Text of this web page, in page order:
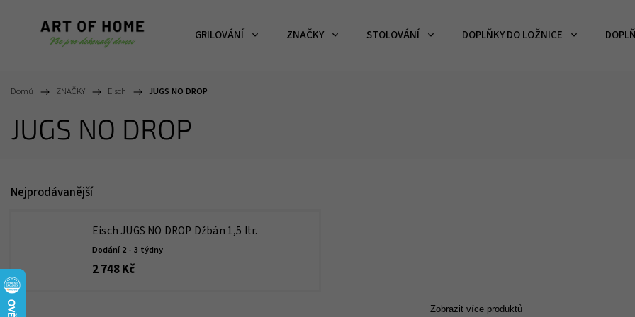
GRILOVÁNÍ ZNAČKY STOLOVÁNÍ DOPLŇKY DO LOŽNICE
Domů / ZNAČKY / Eisch / JUGS NO DROP
JUGS NO DROP
Nejprodávanější
Eisch JUGS NO DROP Džbán 1,5 ltr.
Dodání 2 - 3 týdny
2 748 Kč
Zobrazit více produktů